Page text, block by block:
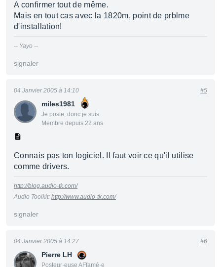
A confirmer tout de même.
Mais en tout cas avec la 1820m, point de prblme
d'installation!
-- Yayo --
signaler
miles1981
Je poste, donc je suis
Membre depuis 22 ans
04 Janvier 2005 à 14:10 #5
Connais pas ton logiciel. Il faut voir ce qu'il utilise
comme drivers.
http://blog.audio-tk.com/
Audio Toolkit: http://www.audio-tk.com/
signaler
Pierre LH
Posteur·euse AFfamé·e
04 Janvier 2005 à 14:27 #6